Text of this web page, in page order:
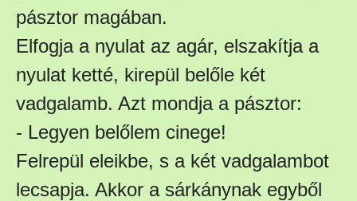
pásztor magában.
Elfogja a nyulat az agár, elszakítja a
nyulat ketté, kirepül belőle két
vadgalamb. Azt mondja a pásztor:
- Legyen belőlem cinege!
Felrepül eleikbe, s a két vadgalambot
lecsapja. Akkor a sárkánynak egyből